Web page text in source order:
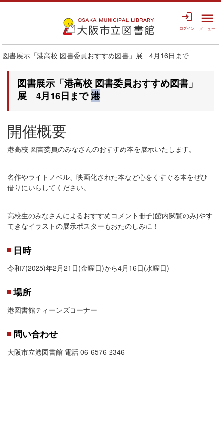
login
ログイン
menu
メニュー
図書展示「港高校 図書委員おすすめ図書」展 4月16日まで
図書展示「港高校 図書委員おすすめ図書」
展 4月16日まで港
開催概要
港高校 図書委員のみなさんのおすすめ本を展示いたします。
名作やライトノベル、映画化された本など心をくすぐる本をぜひ
借りにいらしてください。
高校生のみなさんによるおすすめコメント冊子(館内閲覧のみ)やす
てきなイラストの展示ポスターもおたのしみに！
日時
令和7(2025)年2月21日(金曜日)から4月16日(水曜日)
場所
港図書館ティーンズコーナー
問い合わせ
大阪市立港図書館 電話 06-6576-2346